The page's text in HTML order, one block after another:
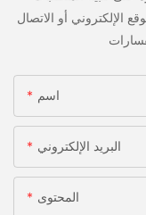
الإلكتروني أو الاتصال
اسم
البريد الإلكتروني
المحتوى